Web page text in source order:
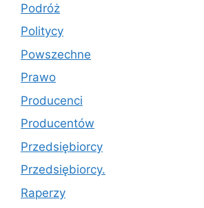
Podróż
Politycy
Powszechne
Prawo
Producenci
Producentów
Przedsiębiorcy
Przedsiębiorcy.
Raperzy